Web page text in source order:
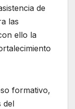
de
las
ello la
formativo,
del